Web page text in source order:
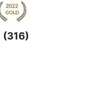
(316)